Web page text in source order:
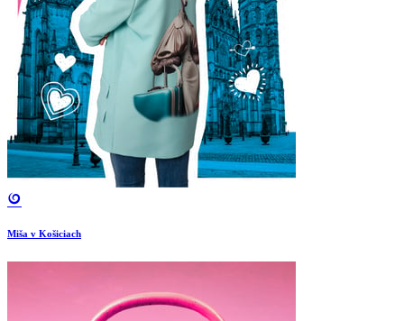
Miša v Košiciach